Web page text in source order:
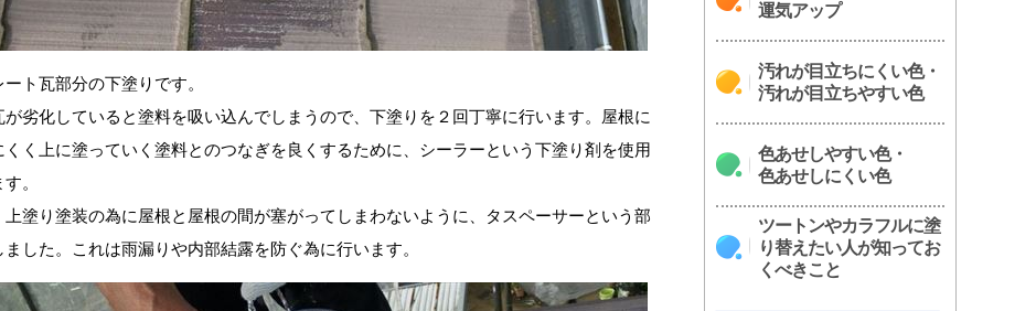
ト瓦部分の下塗りです。
が劣化していると塗料を吸い込んでしまうので、下塗りを２回丁寧に行います。屋根に
くく上に塗っていく塗料とのつなぎを良くするために、シーラーという下塗り剤を使用
。
上塗り塗装の為に屋根と屋根の間が塞がってしまわないように、タスペーサーという部
した。これは雨漏りや内部結露を防ぐ為に行います。
運気アップ
汚れが目立ちにくい色・
汚れが目立ちやすい色
色あせしやすい色・
色あせしにくい色
ツートンやカラフルに塗
り替えたい人が知ってお
くべきこと